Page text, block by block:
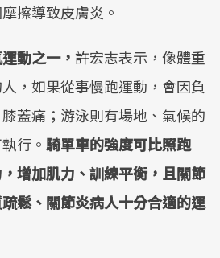
擦導致皮膚炎。
動之一， 許宏志表示，像體重
，如果從事慢跑運動，會因負
蓋痛；游泳則有場地、氣候的
行。 騎單車的強度可比照跑
增加肌力、訓練平衡，且關節
鬆、關節炎病人十分合適的運